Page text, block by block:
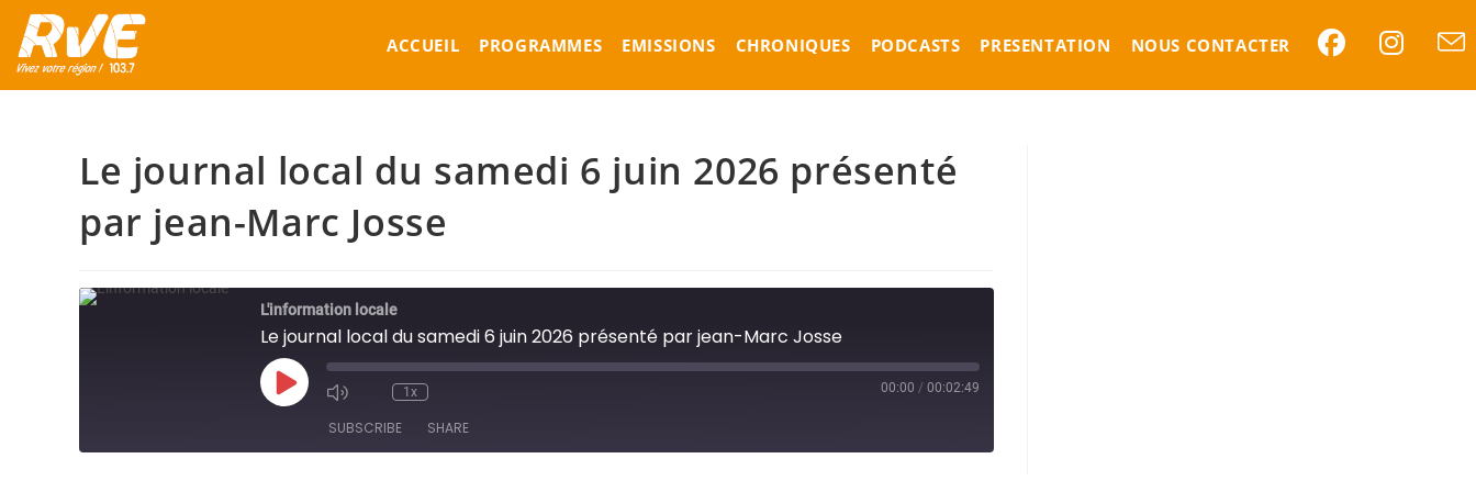
Skip
content
ACCUEIL PROGRAMMES EMISSIONS CHRONIQUES PODCASTS PRESENTATION NOUS CONTACTER
Le journal local du samedi 6 juin 2026 présenté
par jean-Marc Josse
L'information locale
Le journal local du samedi 6 juin 2026 présenté par jean-Marc Josse
Play
Episode
1x 00:00 / 00:02:49
SUBSCRIBE SHARE